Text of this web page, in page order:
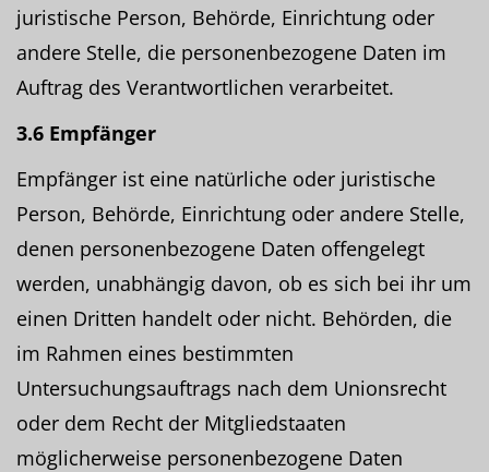
juristische Person, Behörde, Einrichtung oder
andere Stelle, die personenbezogene Daten im
Auftrag des Verantwortlichen verarbeitet.
3.6 Empfänger
Empfänger ist eine natürliche oder juristische
Person, Behörde, Einrichtung oder andere Stelle,
denen personenbezogene Daten offengelegt
werden, unabhängig davon, ob es sich bei ihr um
einen Dritten handelt oder nicht. Behörden, die
im Rahmen eines bestimmten
Untersuchungsauftrags nach dem Unionsrecht
oder dem Recht der Mitgliedstaaten
möglicherweise personenbezogene Daten